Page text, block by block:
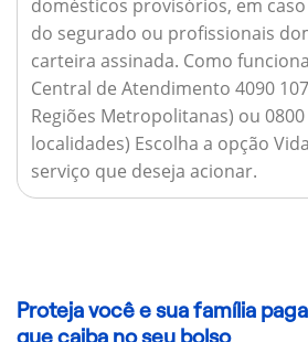
domésticos provisórios, em
do segurado ou profissionais
carteira assinada. Como
Central de Atendimento 4090
Regiões Metropolitanas) ou
localidades) Escolha a opção
serviço que deseja acionar.
Proteja você e sua família
que caiba no seu bolso